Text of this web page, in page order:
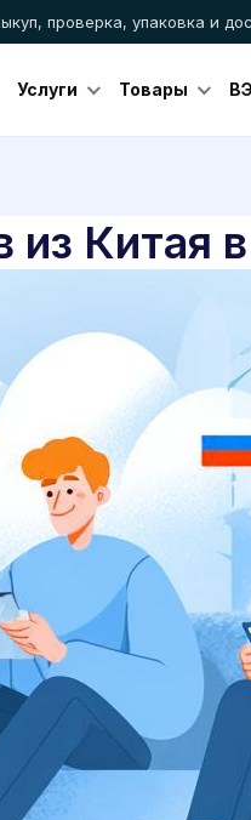
проверка, упаковка и
Услуги Товары
из Китая